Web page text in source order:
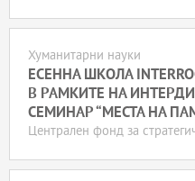
Хуманитарни науки
ЕСЕННА ШКОЛА
В РАМКИТЕ НА
СЕМИНАР “МЕСТА НА
Централен фонд за